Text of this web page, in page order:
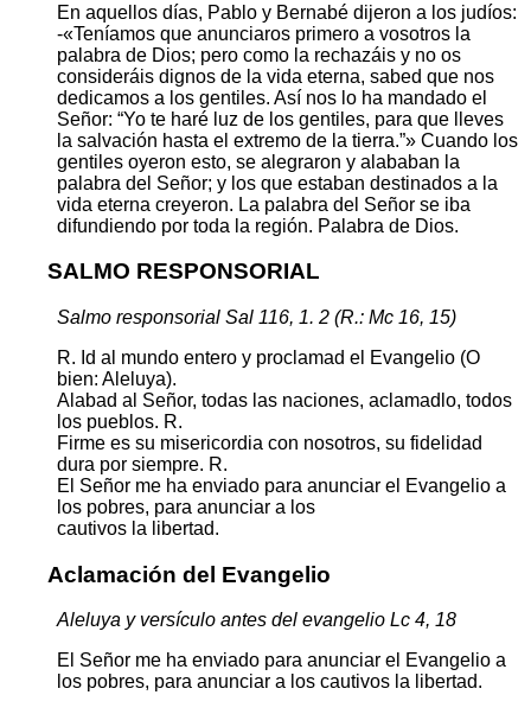
En aquellos días, Pablo y Bernabé dijeron a los judíos:
-«Teníamos que anunciaros primero a vosotros la
palabra de Dios; pero como la rechazáis y no os
consideráis dignos de la vida eterna, sabed que nos
dedicamos a los gentiles. Así nos lo ha mandado el
Señor: “Yo te haré luz de los gentiles, para que lleves
la salvación hasta el extremo de la tierra.”» Cuando los
gentiles oyeron esto, se alegraron y alababan la
palabra del Señor; y los que estaban destinados a la
vida eterna creyeron. La palabra del Señor se iba
difundiendo por toda la región. Palabra de Dios.
SALMO RESPONSORIAL
Salmo responsorial Sal 116, 1. 2 (R.: Mc 16, 15)
R. Id al mundo entero y proclamad el Evangelio (O
bien: Aleluya).
Alabad al Señor, todas las naciones, aclamadlo, todos
los pueblos. R.
Firme es su misericordia con nosotros, su fidelidad
dura por siempre. R.
El Señor me ha enviado para anunciar el Evangelio a
los pobres, para anunciar a los
cautivos la libertad.
Aclamación del Evangelio
Aleluya y versículo antes del evangelio Lc 4, 18
El Señor me ha enviado para anunciar el Evangelio a
los pobres, para anunciar a los cautivos la libertad.